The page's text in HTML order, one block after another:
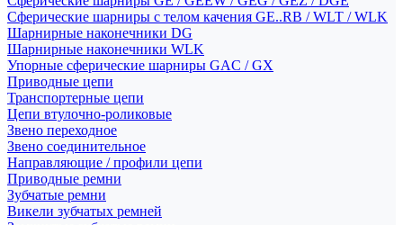
Сферические шарниры с телом качения GE..RB / WLT / WLK
Шарнирные наконечники DG
Шарнирные наконечники WLK
Упорные сферические шарниры GAC / GX
Приводные цепи
Транспортерные цепи
Цепи втулочно-роликовые
Звено переходное
Звено соединительное
Направляющие / профили цепи
Приводные ремни
Зубчатые ремни
Викели зубчатых ремней